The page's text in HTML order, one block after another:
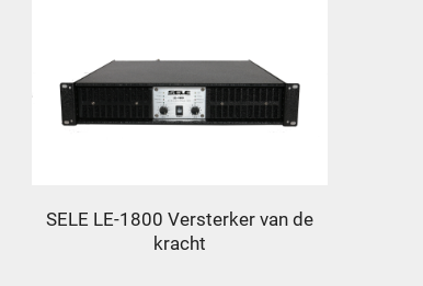
SELE LE-1800 Versterker van de
kracht